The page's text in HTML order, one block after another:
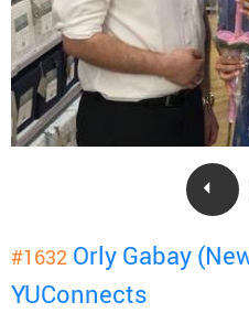
#1632 Orly Gabay
YUConnects